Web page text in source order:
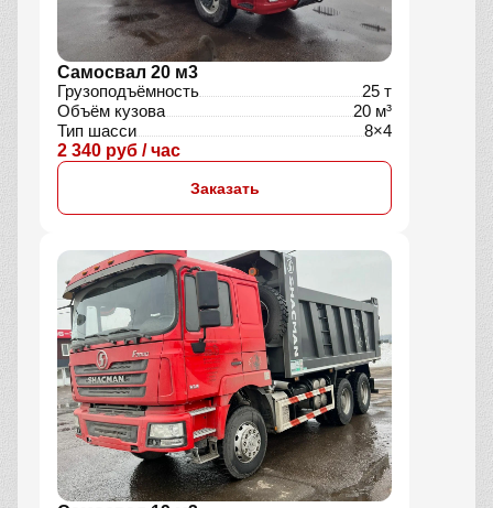
Самосвал 20 м3
Грузоподъёмность
25 т
Объём кузова
20 м³
Тип шасси
8×4
2 340 руб / час
Заказать